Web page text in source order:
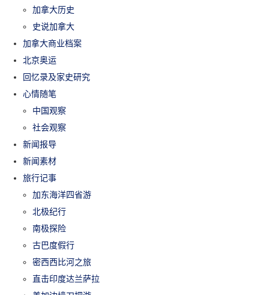
加拿大历史
史说加拿大
加拿大商业档案
北京奥运
回忆录及家史研究
心情随笔
中国观察
社会观察
新闻报导
新闻素材
旅行记事
加东海洋四省游
北极纪行
南极探险
古巴度假行
密西西比河之旅
直击印度达兰萨拉